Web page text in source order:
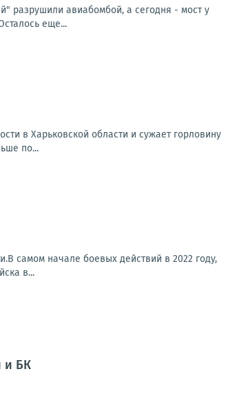
разрушили авиабомбой, а сегодня - мост у
еще...
в Харьковской области и сужает горловину
по...
самом начале боевых действий в 2022 году,
в...
и БК